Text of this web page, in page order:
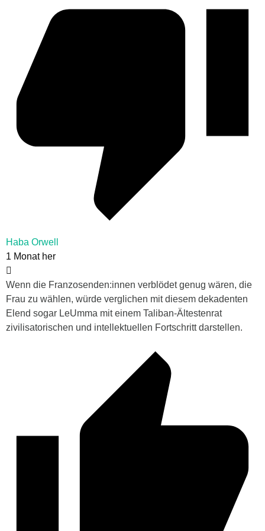
Haba Orwell
1 Monat her
Wenn die Franzosenden:innen verblödet genug wären, die
Frau zu wählen, würde verglichen mit diesem dekadenten
Elend sogar LeUmma mit einem Taliban-Ältestenrat
zivilisatorischen und intellektuellen Fortschritt darstellen.